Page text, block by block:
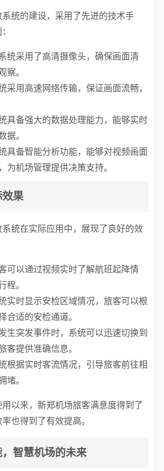
统的建设，采用了先进的技术手
统采用了高清摄像头，确保画面清
察。
采用高速网络传输，保证画面流畅，
具备强大的数据处理能力，能够实时
据。
具备智能分析功能，能够对视频画面
为机场管理提供决策支持。
效果
统在实际应用中，展现了良好的效
可以通过视频实时了解航班起降情
程。
实时显示安检区域情况，旅客可以根
合适的安检通道。
生突发事件时，系统可以迅速切换到
客提供准确信息。
根据实时客流情况，引导旅客前往相
堵。
以来，新郑机场旅客满意度得到了
也得到了有效提高。
智慧机场的未来